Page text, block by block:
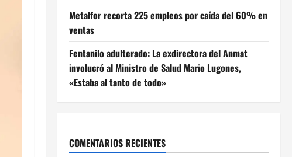
Metalfor recorta 225 empleos por caída del 60% en
ventas
Fentanilo adulterado: La exdirectora del Anmat
involucró al Ministro de Salud Mario Lugones,
«Estaba al tanto de todo»
COMENTARIOS RECIENTES